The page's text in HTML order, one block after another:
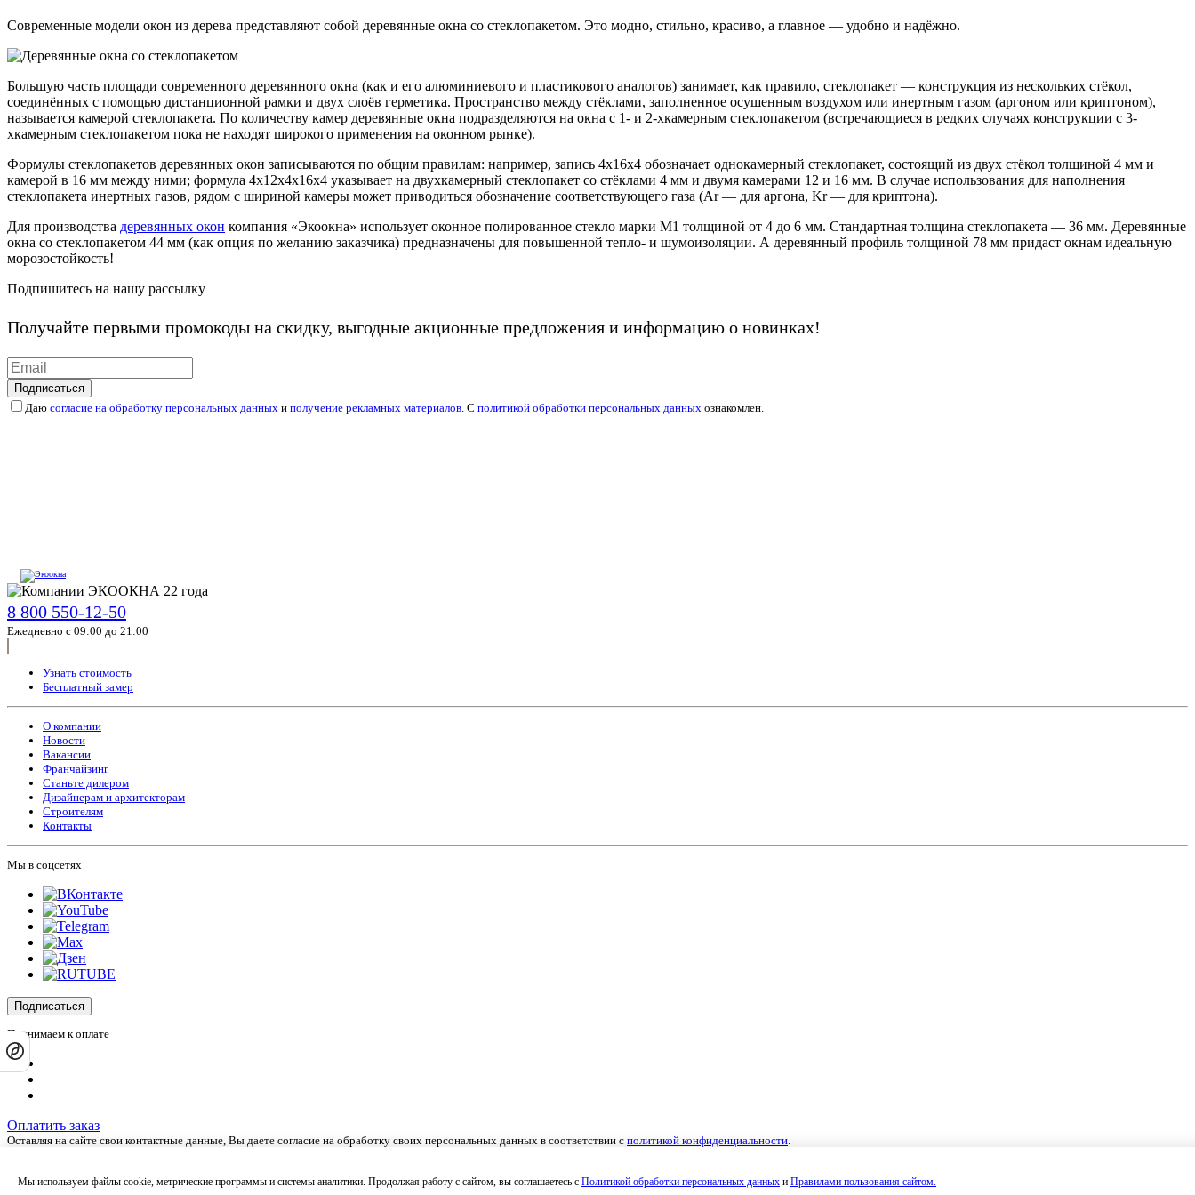
Современные модели окон из дерева представляют собой деревянные окна со стеклопакетом. Это модно, стильно, красиво, а главное — удобно и надёжно.
Большую часть площади современного деревянного окна (как и его алюминиевого и пластикового аналогов) занимает, как правило, стеклопакет — конструкция из нескольких стёкол,
соединённых с помощью дистанционной рамки и двух слоёв герметика. Пространство между стёклами, заполненное осушенным воздухом или инертным газом (аргоном или криптоном),
называется камерой стеклопакета. По количеству камер деревянные окна подразделяются на окна с 1- и 2-хкамерным стеклопакетом (встречающиеся в редких случаях конструкции с 3-
хкамерным стеклопакетом пока не находят широкого применения на оконном рынке).
Формулы стеклопакетов деревянных окон записываются по общим правилам: например, запись 4х16х4 обозначает однокамерный стеклопакет, состоящий из двух стёкол толщиной 4 мм и
камерой в 16 мм между ними; формула 4х12х4х16х4 указывает на двухкамерный стеклопакет со стёклами 4 мм и двумя камерами 12 и 16 мм. В случае использования для наполнения
стеклопакета инертных газов, рядом с шириной камеры может приводиться обозначение соответствующего газа (Ar — для аргона, Kr — для криптона).
Для производства деревянных окон компания «Экоокна» использует оконное полированное стекло марки М1 толщиной от 4 до 6 мм. Стандартная толщина стеклопакета — 36 мм. Деревянные
окна со стеклопакетом 44 мм (как опция по желанию заказчика) предназначены для повышенной тепло- и шумоизоляции. А деревянный профиль толщиной 78 мм придаст окнам идеальную
морозостойкость!
Подпишитесь на нашу рассылку
Получайте первыми промокоды на скидку, выгодные акционные предложения и информацию о новинках!
Подписаться
Даю согласие на обработку персональных данных и получение рекламных материалов . С политикой обработки персональных данных ознакомлен.
8 800 550-12-50
Ежедневно с 09:00 до 21:00
Узнать стоимость
Бесплатный замер
О компании
Новости
Вакансии
Франчайзинг
Станьте дилером
Дизайнерам и архитекторам
Строителям
Контакты
Мы в соцсетях
Подписаться
Принимаем к оплате
Оплатить заказ
Оставляя на сайте свои контактные данные, Вы даете согласие на обработку своих персональных данных в соответствии с политикой конфиденциальности
Мы используем файлы cookie, метрические программы и системы аналитики. Продолжая работу с сайтом, вы соглашаетесь с Политикой обработки персональных данных и Правилами пользования сайтом.